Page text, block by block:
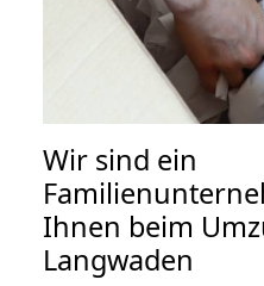
Wir sind ein
Ihnen beim
Langwaden